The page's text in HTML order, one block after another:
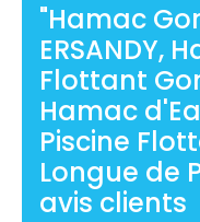
"Hamac
ERSANDY,
Flottant
Hamac
Piscine
Longue de
avis clients